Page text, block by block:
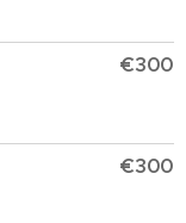
€300
€300